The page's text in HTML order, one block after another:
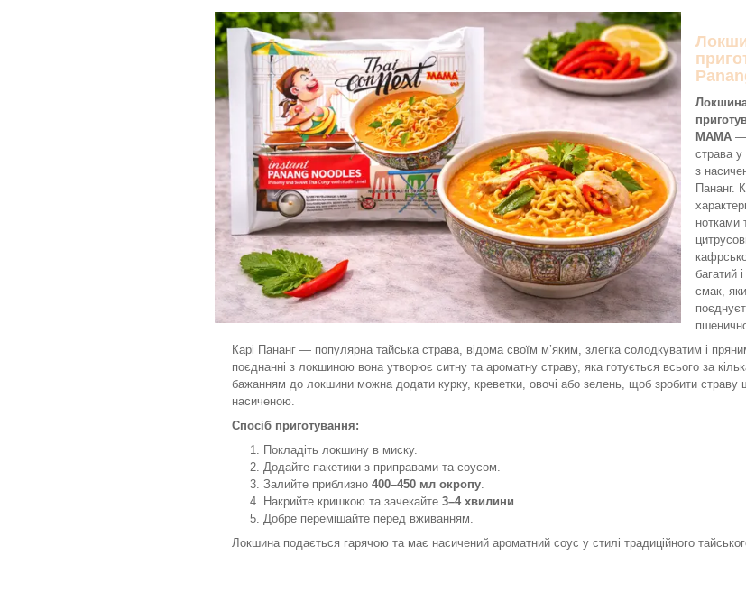
MAMA —
страва у
з
Пананг.
нотками
багатий
смак,
Карі Пананг — популярна тайська страва, відома своїм м’яким, злегка солодкуватим і
поєднанні з локшиною вона утворює ситну та ароматну страву, яка готується всього за
бажанням до локшини можна додати курку, креветки, овочі або зелень, щоб зробити страву
насиченою.
Спосіб приготування:
Покладіть локшину в миску.
Додайте пакетики з приправами та соусом.
Залийте приблизно 400–450 мл окропу.
Накрийте кришкою та зачекайте 3–4 хвилини.
Добре перемішайте перед вживанням.
Локшина подається гарячою та має насичений ароматний соус у стилі традиційного